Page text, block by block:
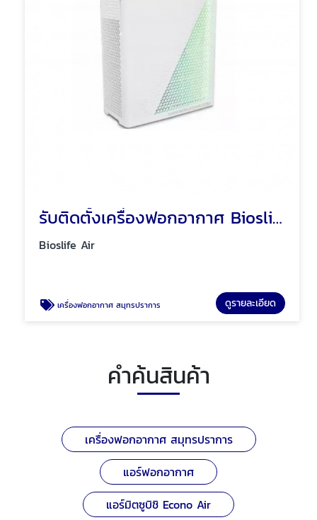
รับติดตั้งเครื่องฟอกอากาศ Bioslife Air
Bioslife Air
เครื่องฟอกอากาศ สมุทรปราการ ดูรายละเอียด
คำค้นสินค้า
เครื่องฟอกอากาศ สมุทรปราการ
แอร์ฟอกอากาศ
แอร์มิตซูบิชิ Econo Air